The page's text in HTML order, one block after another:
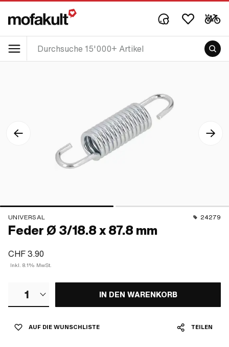
UNIVERSAL 24279
Feder Ø 3/18.8 x 87.8 mm
CHF 3.90
Inkl. 8.1% MwSt.
1 IN DEN WARENKORB
AUF DIE WUNSCHLISTE TEILEN